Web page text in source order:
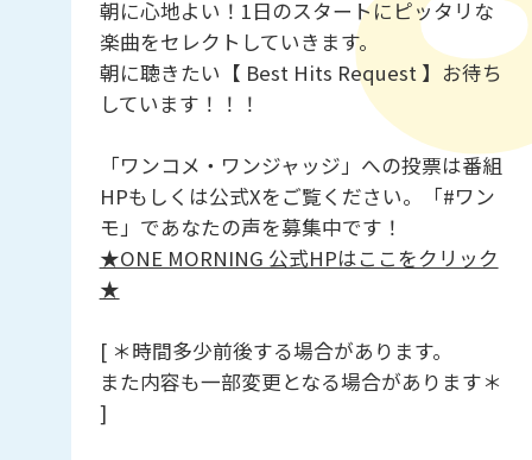
朝に心地よい！1日のスタートにピッタリな
楽曲をセレクトしていきます。
朝に聴きたい【 Best Hits Request 】お待ち
しています！！！
「ワンコメ・ワンジャッジ」への投票は番組
HPもしくは公式Xをご覧ください。「#ワン
モ」であなたの声を募集中です！
★ONE MORNING 公式HPはここをクリック
★
[ ＊時間多少前後する場合があります。
また内容も一部変更となる場合があります＊
]